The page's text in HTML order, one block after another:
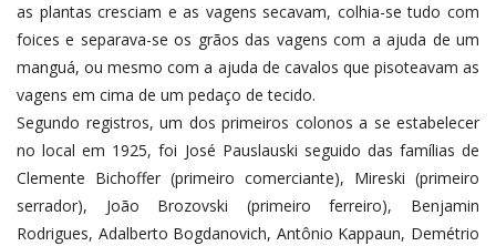
as plantas cresciam e as vagens secavam, colhia-se tudo com
foices e separava-se os grãos das vagens com a ajuda de um
manguá, ou mesmo com a ajuda de cavalos que pisoteavam as
vagens em cima de um pedaço de tecido.
Segundo registros, um dos primeiros colonos a se estabelecer
no local em 1925, foi José Pauslauski seguido das famílias de
Clemente Bichoffer (primeiro comerciante), Mireski (primeiro
serrador), João Brozovski (primeiro ferreiro), Benjamin
Rodrigues, Adalberto Bogdanovich, Antônio Kappaun, Demétrio